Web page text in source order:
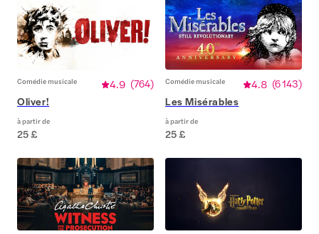
Comédie musicale 4.9 (764)
Oliver!
à partir de
25 £
Comédie musicale 4.8 (6 143)
Les Misérables
à partir de
25 £